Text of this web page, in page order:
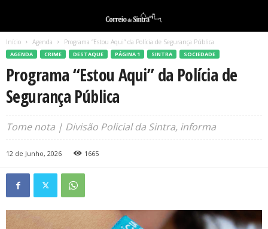
Início Agenda Programa “Estou Aqui” da Polícia de Segurança Pública
AGENDA CRIME DESTAQUE PÁGINA 1 SINTRA SOCIEDADE
Programa “Estou Aqui” da Polícia de
Segurança Pública
Tome nota | Divisão Policial da Sintra, informa
12 de Junho, 2026 1665